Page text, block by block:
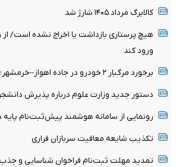
کالابرگ مرداد ۱۴۰۵ شارژ شد
هیچ پرستاری بازداشت یا اخراج نشده است/
ورود کند
برخورد مرگبار ۲ خودرو در جاده اهواز–خرمشهر؛ ۴ سرنشین جان باختند
دستور جدید وزارت علوم درباره پذیرش
رونمایی از سامانه هوشمند پیش‌ثبت‌نام
تکذیب شایعه معافیت سربازان فراری
تمدید مهلت ثبت‌نام فراخوان شناسایی و جذب